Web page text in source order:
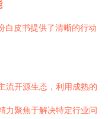
白皮书提供了清晰的行动
流开源生态，利用成熟的
力聚焦于解决特定行业问